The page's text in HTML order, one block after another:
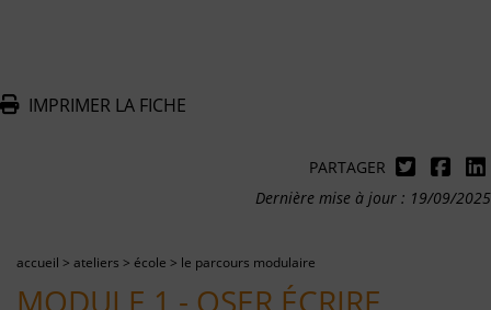
IMPRIMER LA FICHE
PARTAGER
Dernière mise à jour : 19/09/2025
accueil > ateliers > école > le parcours modulaire
MODULE 1 - OSER ÉCRIRE